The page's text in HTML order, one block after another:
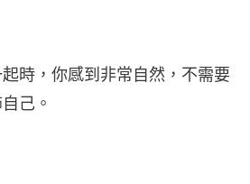
時，你感到非常自然，不需要
己。